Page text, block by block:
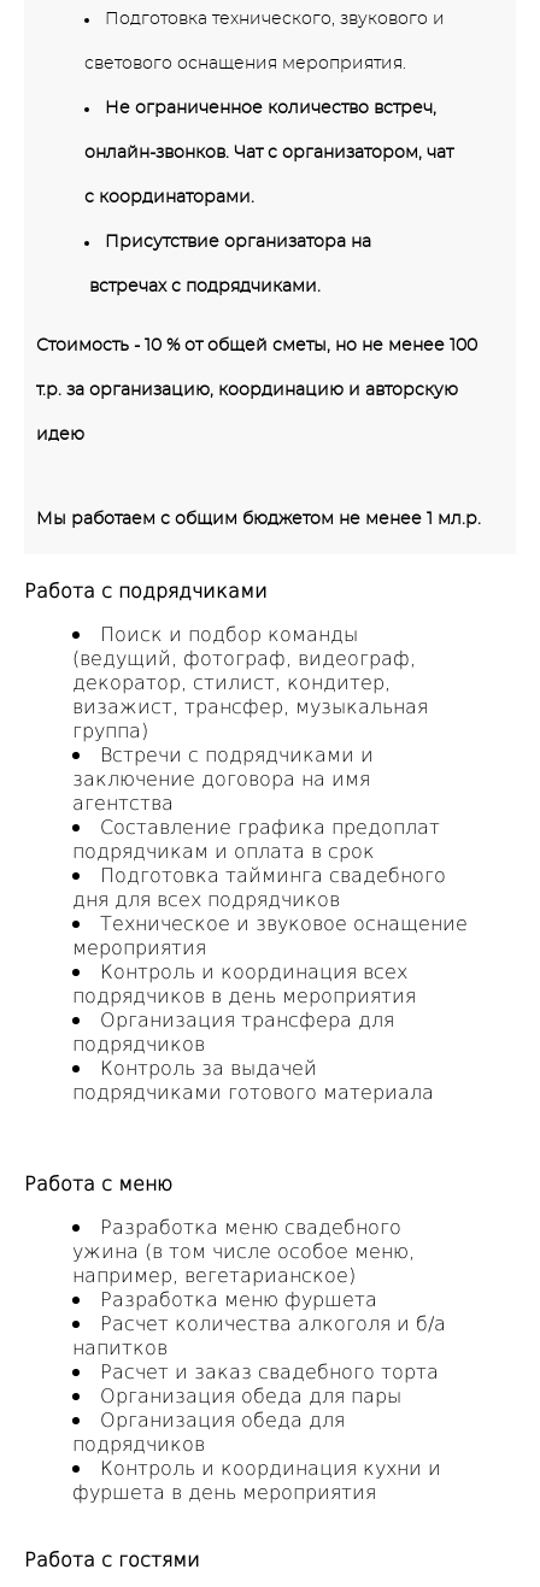
Подготовка технического, звукового и
светового оснащения мероприятия.
Не ограниченное количество встреч,
онлайн-звонков. Чат с организатором, чат
с координаторами.
Присутствие организатора на
встречах с подрядчиками.
Стоимость - 10 % от общей сметы, но не менее 100
т.р. за организацию, координацию и авторскую
идею
Мы работаем с общим бюджетом не менее 1 мл.р.
Работа с подрядчиками
Поиск и подбор команды
(ведущий, фотограф, видеограф,
декоратор, стилист, кондитер,
визажист, трансфер, музыкальная
группа)
Встречи с подрядчиками и
заключение договора на имя
агентства
Составление графика предоплат
подрядчикам и оплата в срок
Подготовка тайминга свадебного
дня для всех подрядчиков
Техническое и звуковое оснащение
мероприятия
Контроль и координация всех
подрядчиков в день мероприятия
Организация трансфера для
подрядчиков
Контроль за выдачей
подрядчиками готового материала
Работа с меню
Разработка меню свадебного
ужина (в том числе особое меню,
например, вегетарианское)
Разработка меню фуршета
Расчет количества алкоголя и б/а
напитков
Расчет и заказ свадебного торта
Организация обеда для пары
Организация обеда для
подрядчиков
Контроль и координация кухни и
фуршета в день мероприятия
Работа с гостями